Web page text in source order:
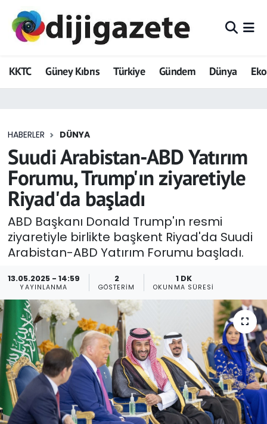
KKTC Güney Kıbrıs Türkiye Gündem Dünya
HABERLER DÜNYA
Suudi Arabistan-ABD Yatırım
Forumu, Trump'ın ziyaretiyle
Riyad'da başladı
ABD Başkanı Donald Trump'ın resmi
ziyaretiyle birlikte başkent Riyad'da Suudi
Arabistan-ABD Yatırım Forumu başladı.
13.05.2025 - 14:59
YAYINLANMA
2
GÖSTERIM
1 DK
OKUNMA SÜRESI
ADVERTORIAL
Dijigazete
Eğitim
Ekonomi
Foto Galeri
GEZİ
Güncel
Gündem
KKTC
KKTC YEREL SEÇİM 2018
Kültür Sanat
Magazin
Hava Durumu
Trafik Durumu
Tüm Manşetler
Son Dakika Haberleri
Haber Arşivi